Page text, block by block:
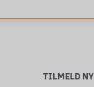
TILMELD